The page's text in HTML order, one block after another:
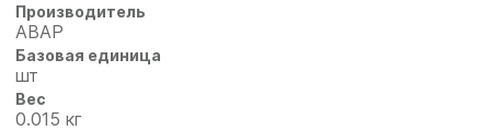
Производитель
АВАР
Базовая единица
шт
Вес
0.015 кг